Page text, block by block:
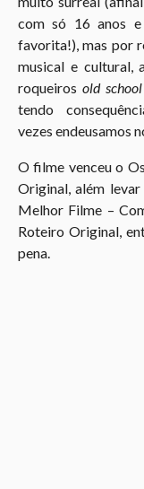
com só 16 anos
favorita!), mas por
musical e cultural,
roqueiros old school
tendo
vezes endeusamos
O filme venceu o
Original, além
Melhor Filme –
Roteiro Original,
pena.